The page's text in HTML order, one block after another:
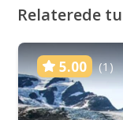
Relaterede
5.00 (1)